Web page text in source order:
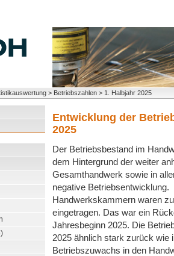
> Betriebszahlen > 1. Halbjahr 2025
Entwicklung der
2025
Der Betriebsbestand im
dem Hintergrund der weiter
Gesamthandwerk sowie in
negative Betriebsentwicklung.
Handwerkskammern waren
eingetragen. Das war ein
Jahresbeginn 2025. Die
2025 ähnlich stark zurück wie
Betriebszuwachs in den